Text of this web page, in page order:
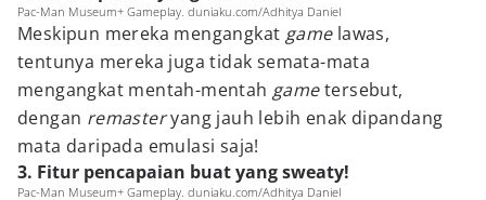
Pac-Man Museum+ Gameplay. duniaku.com/Adhitya Daniel
Meskipun mereka mengangkat game lawas,
tentunya mereka juga tidak semata-mata
mengangkat mentah-mentah gametersebut,
dengan remasteryang jauh lebih enak dipandang
mata daripada emulasi saja!
3. Fitur pencapaian buat yang sweaty!
Pac-Man Museum+ Gameplay. duniaku.com/Adhitya Daniel